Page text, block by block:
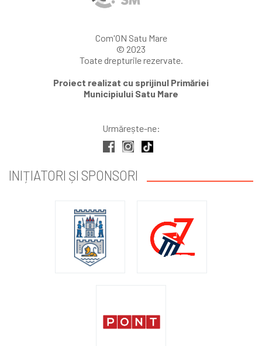
Com'ON Satu Mare
© 2023
Toate drepturile rezervate.
Proiect realizat cu sprijinul Primăriei
Municipiului Satu Mare
Urmărește-ne:
INIȚIATORI ȘI SPONSORI